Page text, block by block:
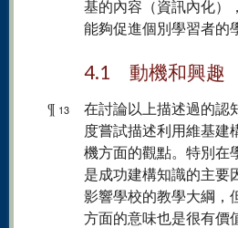
基的內容（資訊內化）
能夠促進個別學習者的
4.1 動機和興趣
¶ 13
在討論以上描述過的認
度嘗試描述利用維基建
機方面的觀點。特別在
是成功建構知識的主要
影響學校的教學大綱，
方面的意味也是很有價